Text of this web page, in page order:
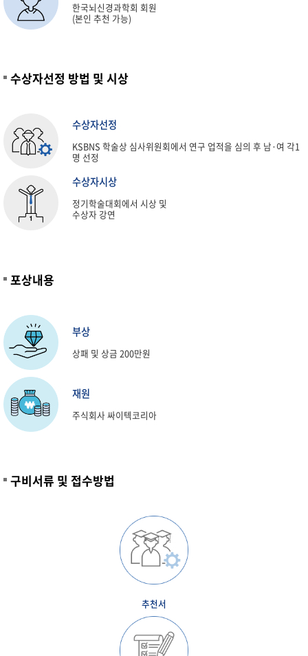
한국뇌신경과학회 회원
(본인 추천 가능)
수상자선정 방법 및 시상
수상자선정
KSBNS 학술상 심사위원회에서 연구 업적을 심의 후 남·여 각1
명 선정
수상자시상
정기학술대회에서 시상 및
수상자 강연
포상내용
부상
상패 및 상금 200만원
재원
주식회사 싸이텍코리아
구비서류 및 접수방법
추천서